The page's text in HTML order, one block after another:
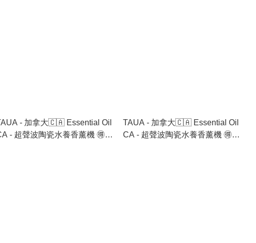
- 加拿大🇨🇦 Essential Oil
- 超聲波陶瓷水養香薰機 🉐
TAUA - 加拿大🇨🇦 Essential Oil
CA - 超聲波陶瓷水養香薰機 🉐